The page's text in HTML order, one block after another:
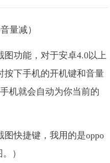
量减）
功能，对于安卓4.0以上
按下手机的开机键和音量
机就会自动为你当前的
图快捷键，我用的是oppo
）